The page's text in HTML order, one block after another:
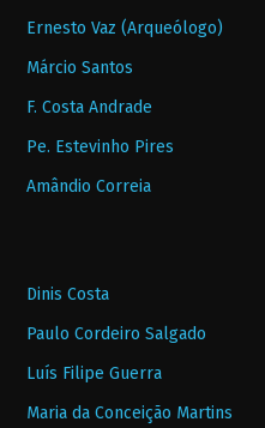
Ernesto Vaz (Arqueólogo)
Márcio Santos
F. Costa Andrade
Pe. Estevinho Pires
Amândio Correia
Dinis Costa
Paulo Cordeiro Salgado
Luís Filipe Guerra
Maria da Conceição Martins